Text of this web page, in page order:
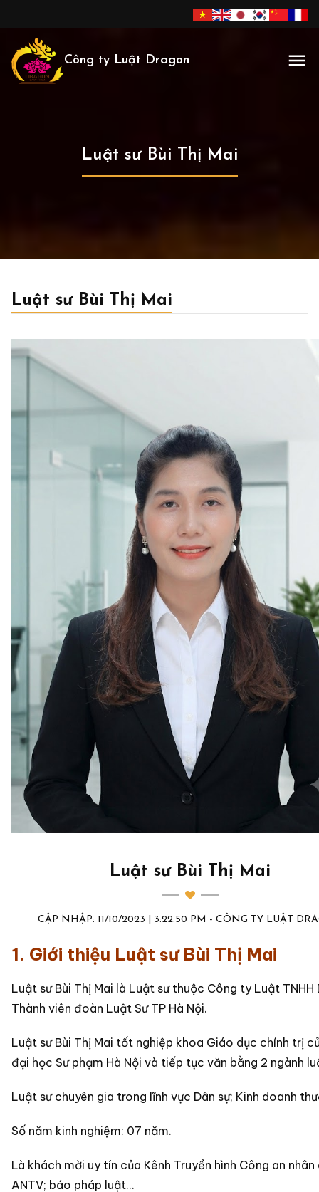
Công ty Luật Dragon
Luật sư Bùi Thị Mai
Luật sư Bùi Thị Mai
Luật sư Bùi Thị Mai
CẬP NHẬP: 11/10/2023 | 3:22:50 PM - CÔNG TY LUẬT
1. Giới thiệu Luật sư Bùi Thị Mai
Luật sư Bùi Thị Mai là Luật sư thuộc Công ty Luật TNHH
Thành viên đoàn Luật Sư TP Hà Nội.
Luật sư Bùi Thị Mai tốt nghiệp khoa Giáo dục chính trị
đại học Sư phạm Hà Nội và tiếp tục văn bằng 2 ngành
Luật sư chuyên gia trong lĩnh vực Dân sự; Kinh doanh
Số năm kinh nghiệm: 07 năm.
Là khách mời uy tín của Kênh Truyền hình Công an nhân
ANTV; báo pháp luật...